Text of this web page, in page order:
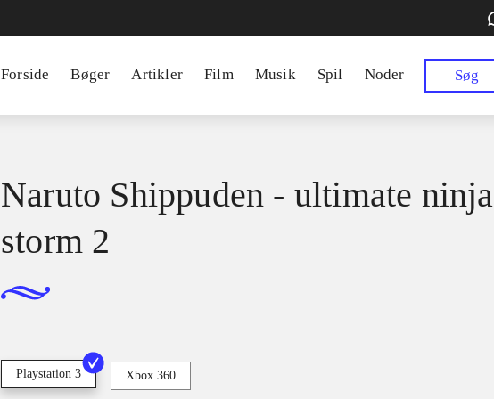
Forside Bøger Artikler Film Musik Spil Noder Søg
Naruto Shippuden - ultimate ninja
storm 2
Playstation 3 Xbox 360